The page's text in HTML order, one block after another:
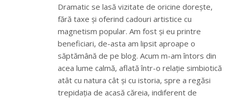
Dramatic se lasă vizitate de oricine dorește,
fără taxe și oferind cadouri artistice cu
magnetism popular. Am fost și eu printre
beneficiari, de-asta am lipsit aproape o
săptămână de pe blog. Acum m-am întors din
acea lume calmă, aflată într-o relație simbiotică
atât cu natura cât și cu istoria, spre a regăsi
trepidația de acasă căreia, indiferent de